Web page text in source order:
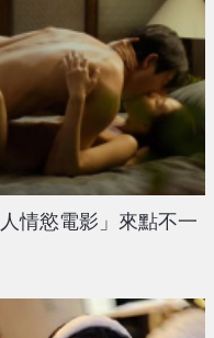
情慾電影」來點不一